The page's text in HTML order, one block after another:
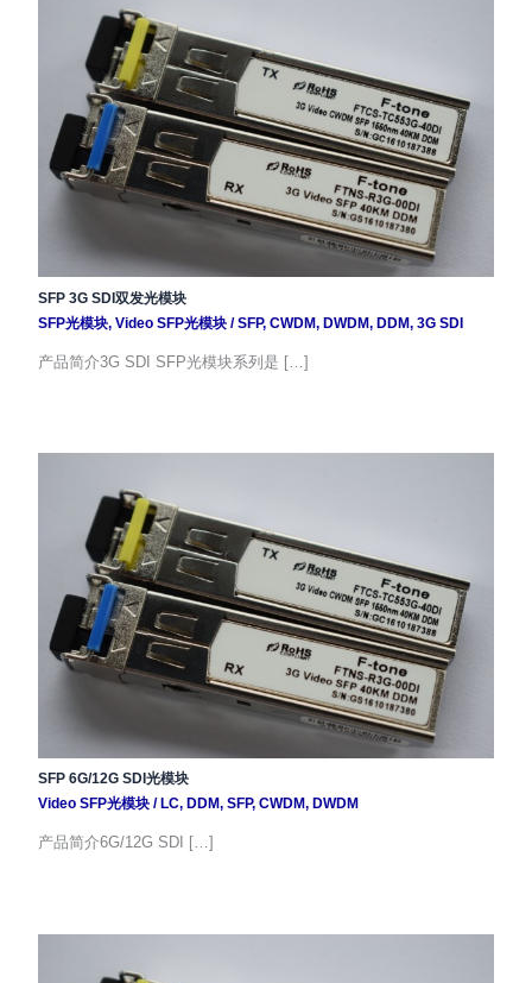
SFP 3G SDI双发光模块
SFP光模块, Video SFP光模块/SFP, CWDM, DWDM, DDM, 3G SDI
产品简介3G SDI SFP光模块系列是 […]
SFP 6G/12G SDI光模块
Video SFP光模块/ LC, DDM, SFP, CWDM, DWDM
产品简介6G/12G SDI […]